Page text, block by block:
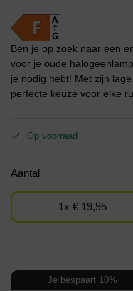
Ben je op zoek naar een
voor je oude
je nodig hebt! Met zijn
perfecte keuze voor elke
Op voorraad
Aantal
1x € 19,95
Je bespaart 10%